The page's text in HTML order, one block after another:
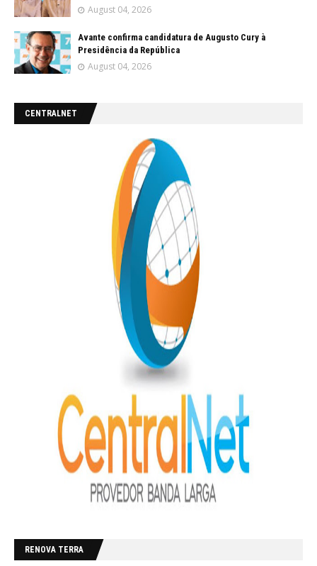
August 04, 2026
Avante confirma candidatura de Augusto Cury à
Presidência da República
August 04, 2026
CENTRALNET
RENOVA TERRA